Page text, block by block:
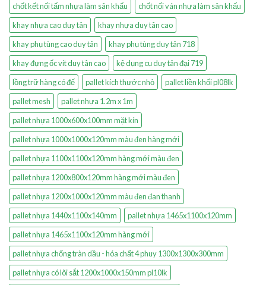
chốt kết nối tấm nhựa làm sân khấu
chốt nối ván nhựa làm sân khấu
khay nhựa cao duy tân
khay nhựa duy tân cao
khay phụ tùng cao duy tân
khay phụ tùng duy tân 718
khay đựng ốc vít duy tân cao
kệ dụng cụ duy tân đại 719
lồng trữ hàng có đế
pallet kích thước nhỏ
pallet liền khối pl08lk
pallet mesh
pallet nhựa 1.2m x 1m
pallet nhựa 1000x600x100mm mặt kín
pallet nhựa 1000x1000x120mm màu đen hàng mới
pallet nhựa 1100x1100x120mm hàng mới màu đen
pallet nhựa 1200x800x120mm hàng mới màu đen
pallet nhựa 1200x1000x120mm màu đen đan thanh
pallet nhựa 1440x1100x140mm
pallet nhựa 1465x1100x120mm
pallet nhựa 1465x1100x120mm hàng mới
pallet nhựa chống tràn dầu - hóa chất 4 phuy 1300x1300x300mm
pallet nhựa có lõi sắt 1200x1000x150mm pl10lk